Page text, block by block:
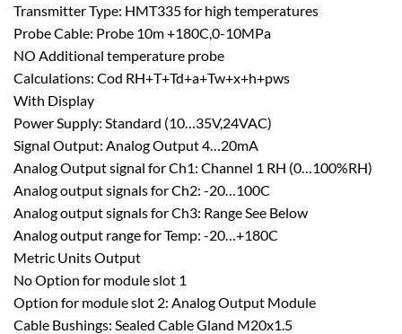
Transmitter Type: HMT335 for high temperatures
Probe Cable: Probe 10m +180C,0-10MPa
NO Additional temperature probe
Calculations: Cod RH+T+Td+a+Tw+x+h+pws
With Display
Power Supply: Standard (10…35V,24VAC)
Signal Output: Analog Output 4…20mA
Analog Output signal for Ch1: Channel 1 RH (0…100%RH)
Analog output signals for Ch2: -20…100C
Analog output signals for Ch3: Range See Below
Analog output range for Temp: -20…+180C
Metric Units Output
No Option for module slot 1
Option for module slot 2: Analog Output Module
Cable Bushings: Sealed Cable Gland M20x1.5